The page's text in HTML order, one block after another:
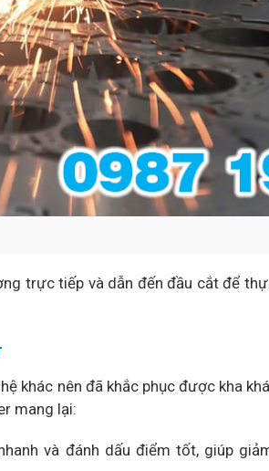
trực tiếp và dẫn đến đầu cắt để
khác nên đã khắc phục được kha
mang lại:
và đánh dấu điểm tốt, giúp